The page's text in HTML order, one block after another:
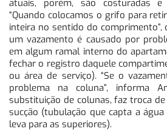
atuais, porém, são costuradas e
“Quando colocamos o grifo para
inteira no sentido do comprimento”,
um vazamento é causado por
em algum ramal interno do
fechar o registro daquele
ou área de serviço). “Se o
problema na coluna”, informa
substituição de colunas, faz troca
sucção (tubulação que capta a
leva para as superiores).